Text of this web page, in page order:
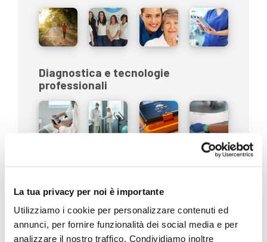
La tua privacy per noi è importante
Utilizziamo i cookie per personalizzare contenuti ed
annunci, per fornire funzionalità dei social media e per
analizzare il nostro traffico. Condividiamo inoltre
Diagnostica e tecnologie
professionali
Disabilità